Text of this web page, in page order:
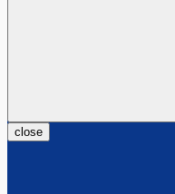
close